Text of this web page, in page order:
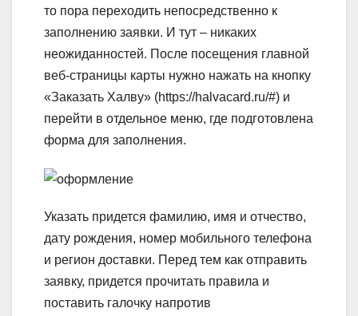
то пора переходить непосредственно к
заполнению заявки. И тут – никаких
неожиданностей. После посещения главной
веб-страницы карты нужно нажать на кнопку
«Заказать Халву» (https://halvacard.ru/#) и
перейти в отдельное меню, где подготовлена
форма для заполнения.
Указать придется фамилию, имя и отчество,
дату рождения, номер мобильного телефона
и регион доставки. Перед тем как отправить
заявку, придется прочитать правила и
поставить галочку напротив